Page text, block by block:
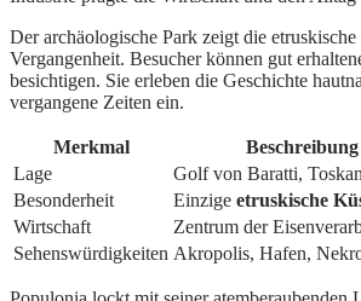
Der archäologische Park zeigt die
Vergangenheit. Besucher können gut
besichtigen. Sie erleben die Geschichte
vergangene Zeiten ein.
Merkmal
Beschreibung
Lage
Golf von Baratti,
Besonderheit
Einzige etruskische
Wirtschaft
Zentrum der
Sehenswürdigkeiten Akropolis, Hafen,